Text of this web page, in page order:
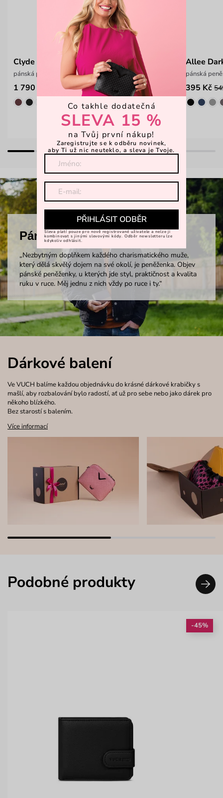
Clyde Grayson Brown
pánská peněženka z italské hovězí kůže
1 790 Kč
Allee
pánská
395 Kč
Pánské peněženky
„Nezbytným doplňkem každého charismatického muže,
který dělá skvělý dojem na své okolí, je peněženka. Objev
pánské peněženky, u kterých jde styl, praktičnost a kvalita
ruku v ruce. Měj jednu z nich vždy po ruce i ty.“
Dárkové balení
Ve VUCH balíme každou objednávku do krásné dárkové krabičky s
mašlí, aby rozbalování bylo radostí, ať už pro sebe nebo jako dárek pro
někoho blízkého.
Bez starostí s balením.
Více informací
Podobné produkty
-45%
Co takhle dodatečná
SLEVA 15 %
na Tvůj první nákup!
Zaregistrujte se k odběru novinek,
aby Ti už nic neuteklo, a sleva je Tvoje.
PŘIHLÁSIT ODBĚR
Sleva platí pouze pro nově registrované uživatele a nelze ji
kombinovat s jinými slevovými kódy. Odběr newsletteru lze
kdykoliv odhlásit.